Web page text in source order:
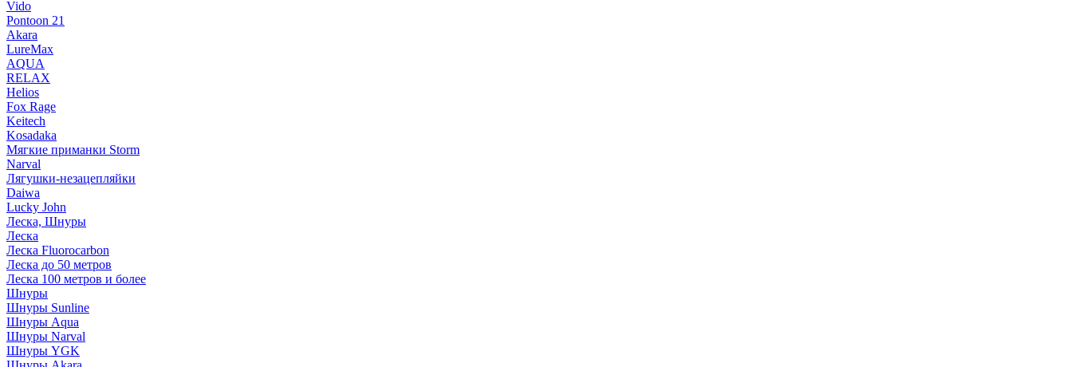
Vido
Pontoon 21
Akara
LureMax
AQUA
RELAX
Helios
Fox Rage
Keitech
Kosadaka
Мягкие приманки Storm
Narval
Лягушки-незацепляйки
Daiwa
Lucky John
Леска, Шнуры
Леска
Леска Fluorocarbon
Леска до 50 метров
Леска 100 метров и более
Шнуры
Шнуры Sunline
Шнуры Aqua
Шнуры Narval
Шнуры YGK